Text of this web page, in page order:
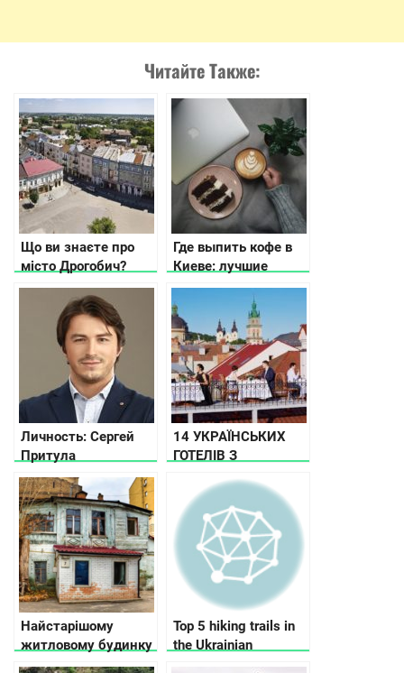
Читайте Также:
Що ви знаєте про
місто Дрогобич?
Где выпить кофе в
Киеве: лучшие
кофейни по версии
Instagram и
Fousquare
Личность: Сергей
Притула
14 УКРАЇНСЬКИХ
ГОТЕЛІВ З
МИНУЛИМ
Найстарішому
житловому будинку
в Києві 257 років
Top 5 hiking trails in
the Ukrainian